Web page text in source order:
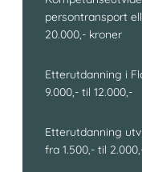
persontransport
20.000,- kroner
Etterutdanning i
9.000,- til 12.000,-
Etterutdanning
fra 1.500,- til